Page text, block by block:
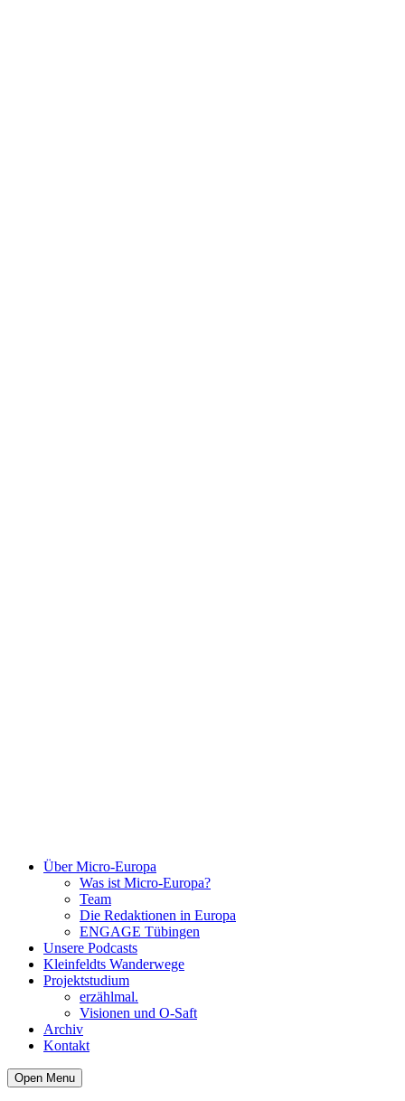
Über Micro-Europa
Was ist Micro-Europa?
Team
Die Redaktionen in Europa
ENGAGE Tübingen
Unsere Podcasts
Kleinfeldts Wanderwege
Projektstudium
erzählmal.
Visionen und O-Saft
Archiv
Kontakt
Open Menu